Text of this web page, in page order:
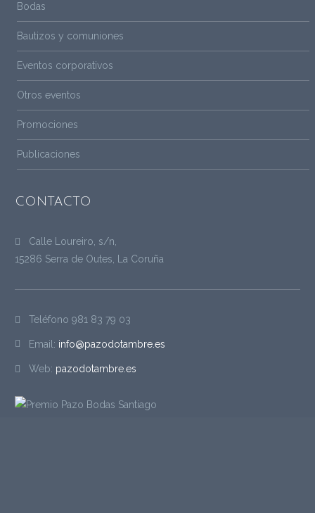
Bodas
Bautizos y comuniones
Eventos corporativos
Otros eventos
Promociones
Publicaciones
CONTACTO
Calle Loureiro, s/n,
15286 Serra de Outes, La Coruña
Teléfono 981 83 79 03
Email: info@pazodotambre.es
Web: pazodotambre.es